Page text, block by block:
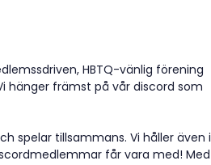
HBTQ-vänlig förening
hänger främst på vår discord som
spelar tillsammans. Vi håller även i
får vara med! Med